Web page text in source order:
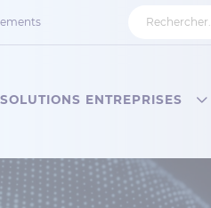
SOLUTIONS ENTREPRISES